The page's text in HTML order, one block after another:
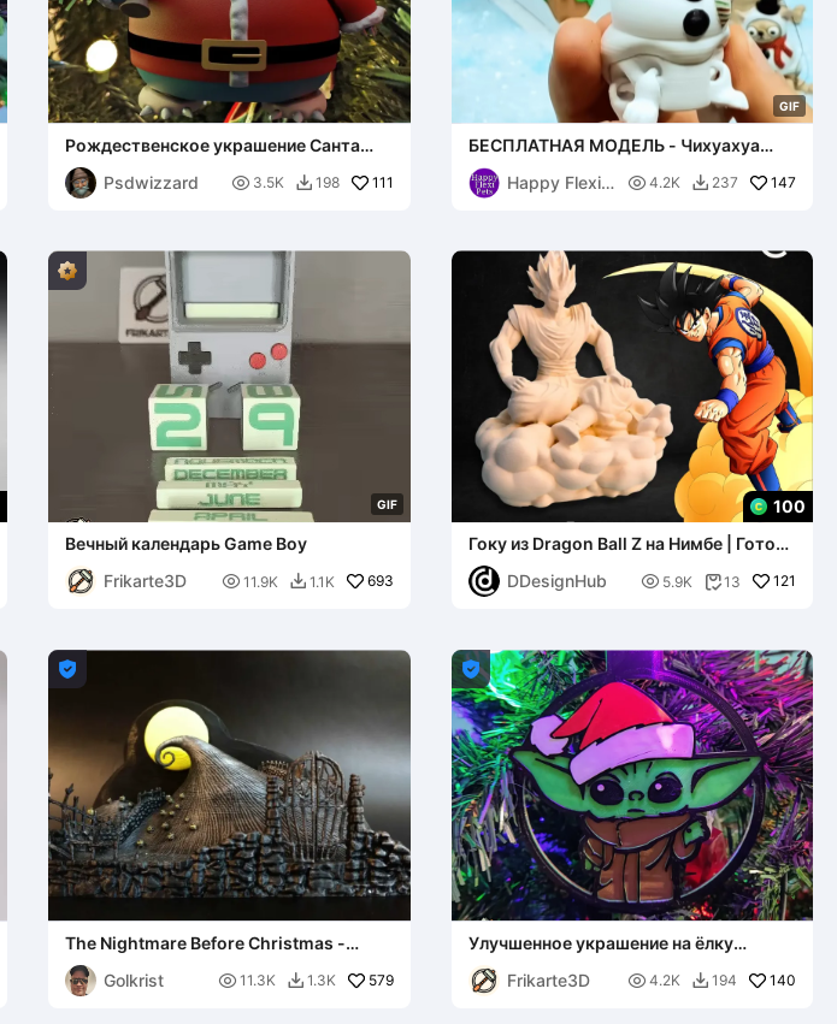
Рождественское украшение Санта
Снорлакс - Reupload
Psdwizzard
 3.5K  198 111
GIF
БЕСПЛАТНАЯ МОДЕЛЬ - Чихуахуа
Снеговик - Рождественская
коллекция
Happy Flexi
 4.2K  237 147
GIF
Вечный календарь Game Boy
Frikarte3D
 11.9K  1.1K 693
100
Гоку из Dragon Ball Z на Нимбе | Готово
к печати
DDesignHub
 5.9K 13 121

The Nightmare Before Christmas -
Diorama
Golkrist
 11.3K  1.3K 579

Улучшенное украшение на ёлку
Frikarte3D
 4.2K  194 140